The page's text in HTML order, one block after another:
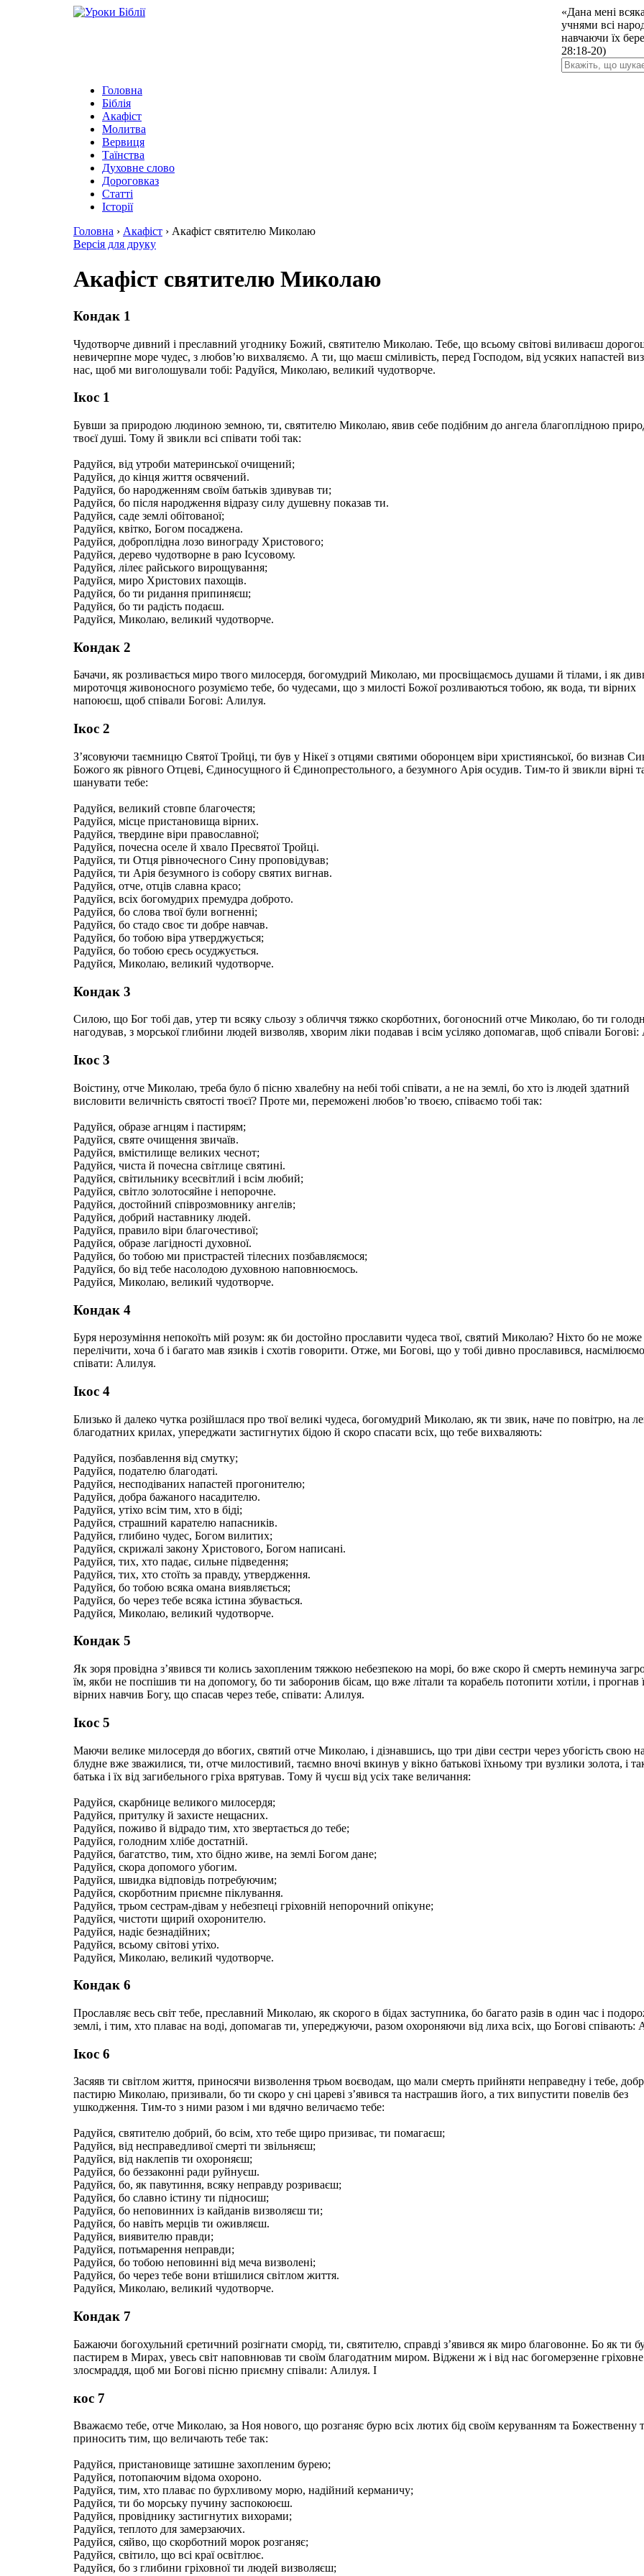
«Дана мені
учнями всі
навчаючи їх
28:18-20)
Головна
Біблія
Акафіст
Молитва
Вервиця
Таїнства
Духовне слово
Дороговказ
Cтатті
Історії
Головна › Акафіст › Акафіст святителю Миколаю
Версія для друку
Акафіст святителю Миколаю
Кондак 1
Чудотворче дивний і преславний угоднику Божий, святителю Миколаю. Тебе, що всьому світові виливаєш
невичерпне море чудес, з любов’ю вихваляємо. А ти, що маєш сміливість, перед Господом, від усяких напастей
нас, щоб ми виголошували тобі: Радуйся, Миколаю, великий чудотворче.
Ікос 1
Бувши за природою людиною земною, ти, святителю Миколаю, явив себе подібним до ангела благоплідною
твоєї душі. Тому й звикли всі співати тобі так:
Радуйся, від утроби материнської очищений;
Радуйся, до кінця життя освячений.
Радуйся, бо народженням своїм батьків здивував ти;
Радуйся, бо після народження відразу силу душевну показав ти.
Радуйся, саде землі обітованої;
Радуйся, квітко, Богом посаджена.
Радуйся, доброплідна лозо винограду Христового;
Радуйся, дерево чудотворне в раю Ісусовому.
Радуйся, лілеє райського вирощування;
Радуйся, миро Христових пахощів.
Радуйся, бо ти ридання припиняєш;
Радуйся, бо ти радість подаєш.
Радуйся, Миколаю, великий чудотворче.
Кондак 2
Бачачи, як розливається миро твого милосердя, богомудрий Миколаю, ми просвіщаємось душами й тілами, і як
мироточця живоносного розуміємо тебе, бо чудесами, що з милості Божої розливаються тобою, як вода, ти вірних
напоюєш, щоб співали Богові: Алилуя.
Ікос 2
З’ясовуючи таємницю Святої Тройці, ти був у Нікеї з отцями святими оборонцем віри християнської, бо визнав
Божого як рівного Отцеві, Єдиносущного й Єдинопрестольного, а безумного Арія осудив. Тим-то й звикли вірні
шанувати тебе:
Радуйся, великий стовпе благочестя;
Радуйся, місце пристановища вірних.
Радуйся, твердине віри православної;
Радуйся, почесна оселе й хвало Пресвятої Тройці.
Радуйся, ти Отця рівночесного Сину проповідував;
Радуйся, ти Арія безумного із собору святих вигнав.
Радуйся, отче, отців славна красо;
Радуйся, всіх богомудрих премудра доброто.
Радуйся, бо слова твої були вогненні;
Радуйся, бо стадо своє ти добре навчав.
Радуйся, бо тобою віра утверджується;
Радуйся, бо тобою єресь осуджується.
Радуйся, Миколаю, великий чудотворче.
Кондак 3
Силою, що Бог тобі дав, утер ти всяку сльозу з обличчя тяжко скорботних, богоносний отче Миколаю, бо ти
нагодував, з морської глибини людей визволяв, хворим ліки подавав і всім усіляко допомагав, щоб співали
Ікос 3
Воістину, отче Миколаю, треба було б пісню хвалебну на небі тобі співати, а не на землі, бо хто із людей здатний
висловити величність святості твоєї? Проте ми, переможені любов’ю твоєю, співаємо тобі так:
Радуйся, образе агнцям і пастирям;
Радуйся, святе очищення звичаїв.
Радуйся, вмістилище великих чеснот;
Радуйся, чиста й почесна світлице святині.
Радуйся, світильнику всесвітлий і всім любий;
Радуйся, світло золотосяйне і непорочне.
Радуйся, достойний співрозмовнику ангелів;
Радуйся, добрий наставнику людей.
Радуйся, правило віри благочестивої;
Радуйся, образе лагідності духовної.
Радуйся, бо тобою ми пристрастей тілесних позбавляємося;
Радуйся, бо від тебе насолодою духовною наповнюємось.
Радуйся, Миколаю, великий чудотворче.
Кондак 4
Буря нерозуміння непокоїть мій розум: як би достойно прославити чудеса твої, святий Миколаю? Ніхто бо не може
перелічити, хоча б і багато мав язиків і схотів говорити. Отже, ми Богові, що у тобі дивно прославився,
співати: Алилуя.
Ікос 4
Близько й далеко чутка розійшлася про твої великі чудеса, богомудрий Миколаю, як ти звик, наче по повітрю, на
благодатних крилах, упереджати застигнутих бідою й скоро спасати всіх, що тебе вихваляють:
Радуйся, позбавлення від смутку;
Радуйся, подателю благодаті.
Радуйся, несподіваних напастей прогонителю;
Радуйся, добра бажаного насадителю.
Радуйся, утіхо всім тим, хто в біді;
Радуйся, страшний карателю напасників.
Радуйся, глибино чудес, Богом вилитих;
Радуйся, скрижалі закону Христового, Богом написані.
Радуйся, тих, хто падає, сильне підведення;
Радуйся, тих, хто стоїть за правду, утвердження.
Радуйся, бо тобою всяка омана виявляється;
Радуйся, бо через тебе всяка істина збувається.
Радуйся, Миколаю, великий чудотворче.
Кондак 5
Як зоря провідна з’явився ти колись захопленим тяжкою небезпекою на морі, бо вже скоро й смерть неминуча
їм, якби не поспішив ти на допомогу, бо ти заборонив бісам, що вже літали та корабель потопити хотіли, і прогнав
вірних навчив Богу, що спасав через тебе, співати: Алилуя.
Ікос 5
Маючи велике милосердя до вбогих, святий отче Миколаю, і дізнавшись, що три діви сестри через убогість свою
блудне вже зважилися, ти, отче милостивий, таємно вночі вкинув у вікно батькові їхньому три вузлики золота, і
батька і їх від загибельного гріха врятував. Тому й чуєш від усіх таке величання:
Радуйся, скарбнице великого милосердя;
Радуйся, притулку й захисте нещасних.
Радуйся, поживо й відрадо тим, хто звертається до тебе;
Радуйся, голодним хлібе достатній.
Радуйся, багатство, тим, хто бідно живе, на землі Богом дане;
Радуйся, скора допомого убогим.
Радуйся, швидка відповідь потребуючим;
Радуйся, скорботним приємне піклування.
Радуйся, трьом сестрам-дівам у небезпеці гріховній непорочний опікуне;
Радуйся, чистоти щирий охоронителю.
Радуйся, надіє безнадійних;
Радуйся, всьому світові утіхо.
Радуйся, Миколаю, великий чудотворче.
Кондак 6
Прославляє весь світ тебе, преславний Миколаю, як скорого в бідах заступника, бо багато разів в один час і
землі, і тим, хто плаває на воді, допомагав ти, упереджуючи, разом охороняючи від лиха всіх, що Богові співають:
Ікос 6
Засяяв ти світлом життя, приносячи визволення трьом воєводам, що мали смерть прийняти неправедну і тебе,
пастирю Миколаю, призивали, бо ти скоро у сні цареві з’явився та настрашив його, а тих випустити повелів без
ушкодження. Тим-то з ними разом і ми вдячно величаємо тебе:
Радуйся, святителю добрий, бо всім, хто тебе щиро призиває, ти помагаєш;
Радуйся, від несправедливої смерті ти звільняєш;
Радуйся, від наклепів ти охороняєш;
Радуйся, бо беззаконні ради руйнуєш.
Радуйся, бо, як павутиння, всяку неправду розриваєш;
Радуйся, бо славно істину ти підносиш;
Радуйся, бо неповинних із кайданів визволяєш ти;
Радуйся, бо навіть мерців ти оживляєш.
Радуйся, виявителю правди;
Радуйся, потьмарення неправди;
Радуйся, бо тобою неповинні від меча визволені;
Радуйся, бо через тебе вони втішилися світлом життя.
Радуйся, Миколаю, великий чудотворче.
Кондак 7
Бажаючи богохульний єретичний розігнати сморід, ти, святителю, справді з’явився як миро благовонне. Бо як ти
пастирем в Мирах, увесь світ наповнював ти своїм благодатним миром. Віджени ж і від нас богомерзенне гріховне
злосмраддя, щоб ми Богові пісню приємну співали: Алилуя. І
кос 7
Вважаємо тебе, отче Миколаю, за Ноя нового, що розганяє бурю всіх лютих бід своїм керуванням та Божественну
приносить тим, що величають тебе так:
Радуйся, пристановище затишне захопленим бурею;
Радуйся, потопаючим відома охороно.
Радуйся, тим, хто плаває по бурхливому морю, надійний керманичу;
Радуйся, ти бо морську пучину заспокоюєш.
Радуйся, провіднику застигнутих вихорами;
Радуйся, теплото для замерзаючих.
Радуйся, сяйво, що скорботний морок розганяє;
Радуйся, світило, що всі краї освітлює.
Радуйся, бо з глибини гріховної ти людей визволяєш;